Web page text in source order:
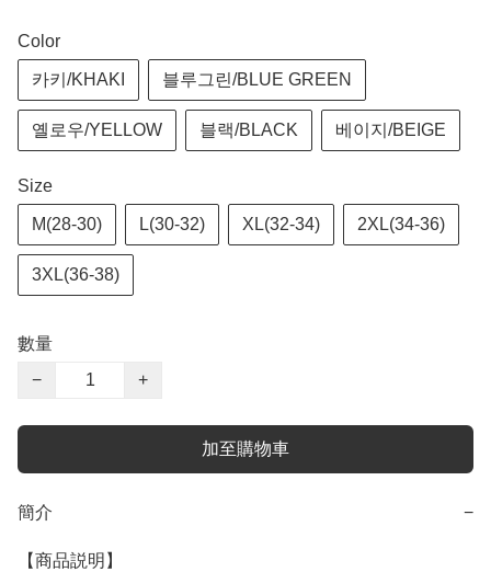
Color
카키/KHAKI 블루그린/BLUE GREEN
옐로우/YELLOW 블랙/BLACK 베이지/BEIGE
Size
M(28-30) L(30-32) XL(32-34) 2XL(34-36)
3XL(36-38)
數量
−
+
加至購物車
簡介 −
【商品説明】